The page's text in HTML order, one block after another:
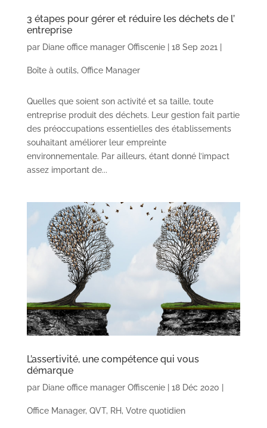
3 étapes pour gérer et réduire les déchets de l’
entreprise
par Diane office manager Offiscenie| 18 Sep 2021
Boîte à outils, Office Manager
Quelles que soient son activité et sa taille, toute
entreprise produit des déchets. Leur gestion fait partie
des préoccupations essentielles des établissements
souhaitant améliorer leur empreinte
environnementale. Par ailleurs, étant donné l’impact
assez important de...
L’assertivité, une compétence qui vous
démarque
par Diane office manager Offiscenie| 18 Déc 2020
Office Manager, QVT, RH, Votre quotidien